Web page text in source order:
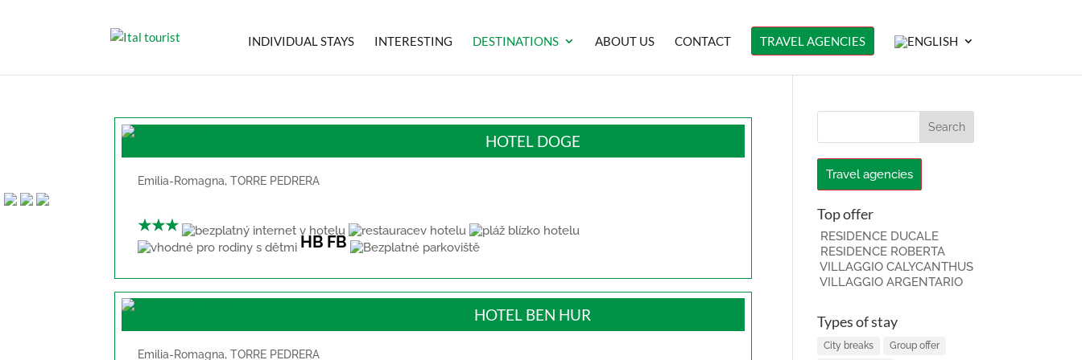
INDIVIDUAL STAYS INTERESTING DESTINATIONS ABOUT US CONTACT TRAVEL AGENCIES
HOTEL DOGE
Emilia-Romagna,TORRE PEDRERA
★★★
HB FB
HOTEL BEN HUR
Emilia-Romagna,TORRE PEDRERA
Travel agencies
Top offer
RESIDENCE DUCALE
RESIDENCE ROBERTA
VILLAGGIO CALYCANTHUS
VILLAGGIO ARGENTARIO
Types of stay
City breaks Group offer